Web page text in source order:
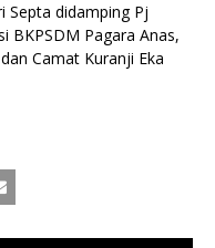
Septa didamping Pj
BKPSDM Pagara Anas,
Camat Kuranji Eka